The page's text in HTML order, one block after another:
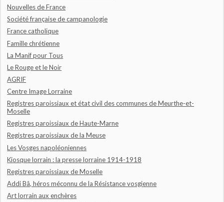
Nouvelles de France
Société française de campanologie
France catholique
Famille chrétienne
La Manif pour Tous
Le Rouge et le Noir
AGRIF
Centre Image Lorraine
Registres paroissiaux et état civil des communes de Meurthe-et-
Moselle
Registres paroissiaux de Haute-Marne
Registres paroissiaux de la Meuse
Les Vosges napoléoniennes
Kiosque lorrain : la presse lorraine 1914-1918
Registres paroissiaux de Moselle
Addi Bâ, héros méconnu de la Résistance vosgienne
Art lorrain aux enchères